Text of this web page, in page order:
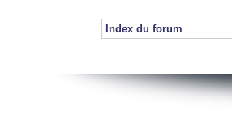
Index du forum